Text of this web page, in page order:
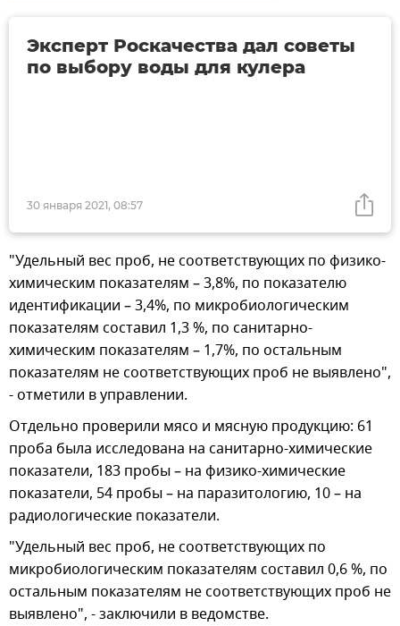
30 января 2021, 08:57
Эксперт Роскачества дал советы
по выбору воды для кулера
"Удельный вес проб, не соответствующих по физико-
химическим показателям – 3,8%, по показателю
идентификации – 3,4%, по микробиологическим
показателям составил 1,3 %, по санитарно-
химическим показателям – 1,7%, по остальным
показателям не соответствующих проб не выявлено",
- отметили в управлении.
Отдельно проверили мясо и мясную продукцию: 61
проба была исследована на санитарно-химические
показатели, 183 пробы – на физико-химические
показатели, 54 пробы – на паразитологию, 10 – на
радиологические показатели.
"Удельный вес проб, не соответствующих по
микробиологическим показателям составил 0,6 %, по
остальным показателям не соответствующих проб не
выявлено", - заключили в ведомстве.